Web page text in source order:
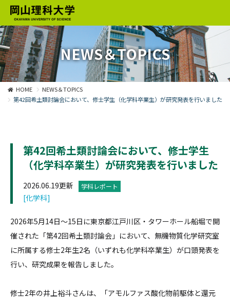
NEWS＆TOPICS
HOME
NEWS＆TOPICS
第42回希土類討論会において、修士学生（化学科卒業生）が研究発表を行いました
第42回希土類討論会において、修士学生
（化学科卒業生）が研究発表を行いました
2026.06.19更新 学科レポート
[化学科]
2026年5月14日～15日に東京都江戸川区・タワーホール船堀で開
催された「第42回希土類討論会」において、無機物質化学研究室
に所属する修士2年生2名（いずれも化学科卒業生）が口頭発表を
行い、研究成果を報告しました。
修士2年の井上裕斗さんは、「アモルファス酸化物前駆体と還元